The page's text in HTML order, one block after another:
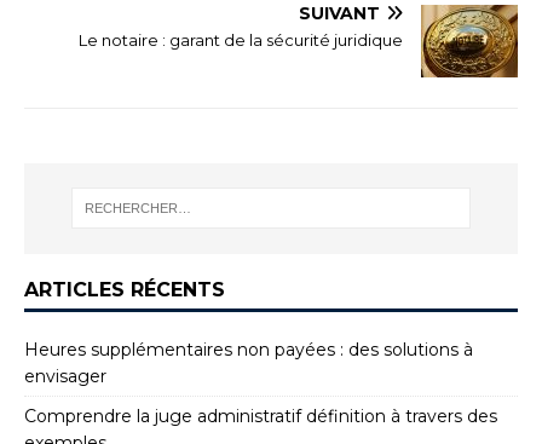
SUIVANT
Le notaire : garant de la sécurité juridique
ARTICLES RÉCENTS
Heures supplémentaires non payées : des solutions à
envisager
Comprendre la juge administratif définition à travers des